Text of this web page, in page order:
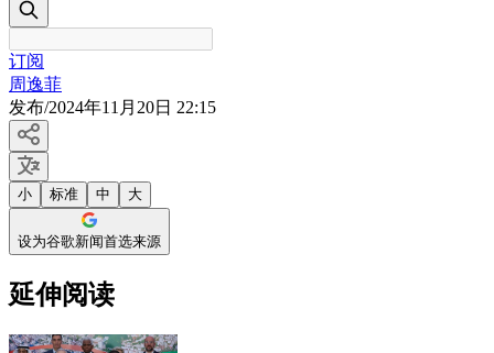
订阅
周逸菲
发布/2024年11月20日 22:15
小 标准 中 大
设为谷歌新闻首选来源
延伸阅读